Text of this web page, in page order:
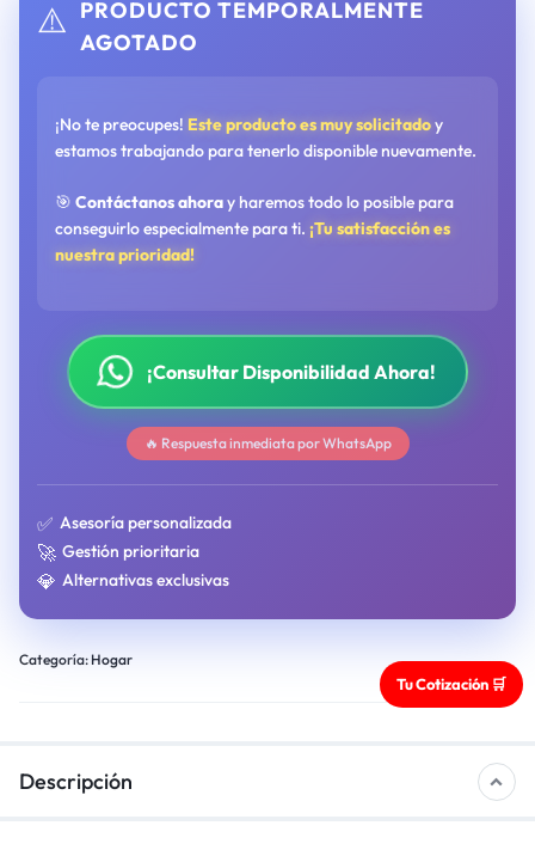
⚠️ PRODUCTO TEMPORALMENTE
AGOTADO
¡No te preocupes! Este producto es muy solicitadoy
estamos trabajando para tenerlo disponible nuevamente.
🎯 Contáctanos ahoray haremos todo lo posible para
conseguirlo especialmente para ti. ¡Tu satisfacción es
nuestra prioridad!
¡Consultar Disponibilidad Ahora!
🔥 Respuesta inmediata por WhatsApp
✅ Asesoría personalizada
🚀 Gestión prioritaria
💎 Alternativas exclusivas
Categoría: Hogar
Descripción
Tu Cotización 🛒